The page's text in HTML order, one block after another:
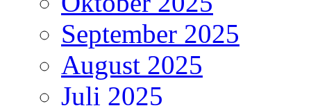
September 2025
August 2025
Juli 2025